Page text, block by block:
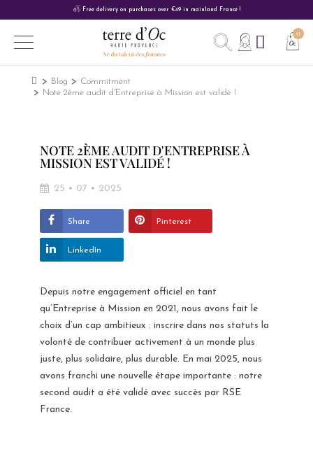
Free delivery on purchases over €49 in mainland France !
Blog
Commitment
Note 2ème audit d'Entreprise à Mission est validé !
NOTE 2ÈME AUDIT D'ENTREPRISE À
MISSION EST VALIDÉ !
25 • 07 • 2025
Share Pinterest
LinkedIn
Depuis notre engagement officiel en tant
qu’Entreprise à Mission en 2021, nous avons fait le
choix d’un cap ambitieux : inscrire dans nos statuts la
volonté de contribuer activement à un monde plus
juste, plus solidaire, plus durable. En mai 2025, nous
avons franchi une nouvelle étape importante : notre
second audit a été validé avec succès par RSE
France.